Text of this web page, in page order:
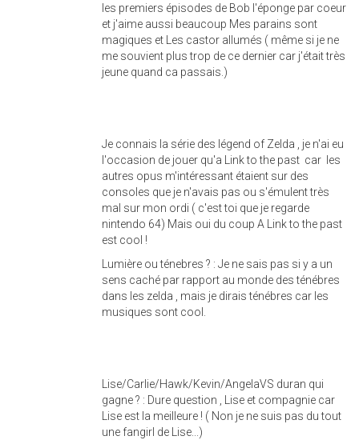
les premiers épisodes de Bob l'éponge par coeur
et j'aime aussi beaucoup Mes parains sont
magiques et Les castor allumés ( même si je ne
me souvient plus trop de ce dernier car j'était très
jeune quand ca passais.)
Je connais la série des légend of Zelda , je n'ai eu
l'occasion de jouer qu'a Link to the past car les
autres opus m'intéressant étaient sur des
consoles que je n'avais pas ou s'émulent très
mal sur mon ordi ( c'est toi que je regarde
nintendo 64) Mais oui du coup A Link to the past
est cool !
Lumière ou ténebres ? : Je ne sais pas si y a un
sens caché par rapport au monde des ténébres
dans les zelda , mais je dirais ténébres car les
musiques sont cool.
Lise/Carlie/Hawk/Kevin/AngelaVS duran qui
gagne ? : Dure question , Lise et compagnie car
Lise est la meilleure ! ( Non je ne suis pas du tout
une fangirl de Lise...)